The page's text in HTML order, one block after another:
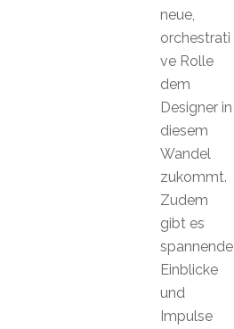
neue,
orchestrati
ve Rolle
dem
Designer in
diesem
Wandel
zukommt.
Zudem
gibt es
spannende
Einblicke
und
Impulse